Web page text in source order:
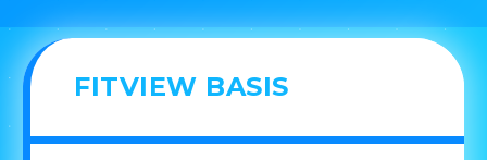
FITVIEW BASIS